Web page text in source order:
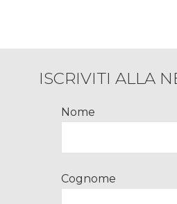
ISCRIVITI ALLA
Nome
Cognome